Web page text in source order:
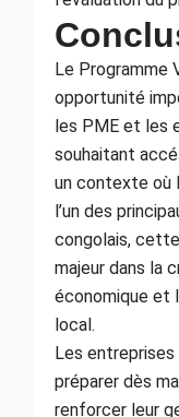
Le Programme
opportunité
les PME et les
souhaitant
un contexte où
l’un des
congolais,
majeur dans la
économique et
local.
Les
préparer dès
renforcer leur